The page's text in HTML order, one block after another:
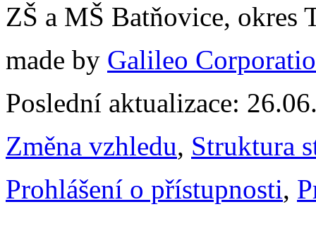
ZŠ a MŠ Batňovice, okres
made by Galileo
Poslední aktualizace:
Změna vzhledu, Struktura
Prohlášení o přístupnosti,